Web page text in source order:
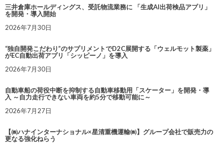
三井倉庫ホールディングス、受託物流業務に 「生成AI出荷検品アプリ」
を開発・導入開始
2026年7月30日
“独自開発こだわり”のサプリメントでD2C展開する「ウェルモット製薬」
がEC自動出荷アプリ「シッピーノ」を導入
2026年7月30日
自動車船の荷役中断を抑制する自動車移動用「スケーター」を開発・導
入 ～自力走行できない車両を約5分で移動可能に～
2026年7月27日
【㈱ハナインターナショナル×星清重機運輸㈱】グループ会社で販売力の
更なる強化ねらう